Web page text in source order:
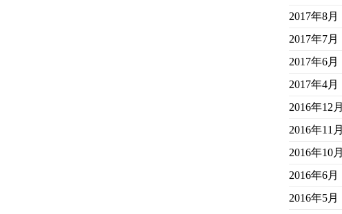
2017年8月
2017年7月
2017年6月
2017年4月
2016年12月
2016年11月
2016年10月
2016年6月
2016年5月